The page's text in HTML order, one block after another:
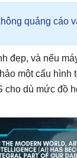
quảng cáo
đẹp, và nếu
một cấu
dù mức đồ